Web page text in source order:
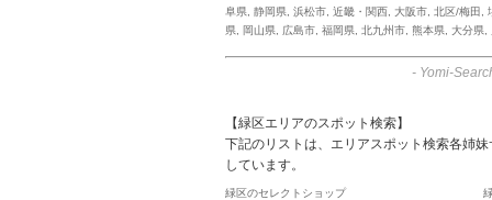
阜県 静岡県 浜松市 近畿・関西 大阪市 北区/梅田
県
岡山県 広島市 福岡県 北九州市 熊本県 大分県
- Yomi-
【緑区エリアのスポット検索】
下記のリストは、エリアスポット検索各姉
しています。
緑区のセレクトショップ